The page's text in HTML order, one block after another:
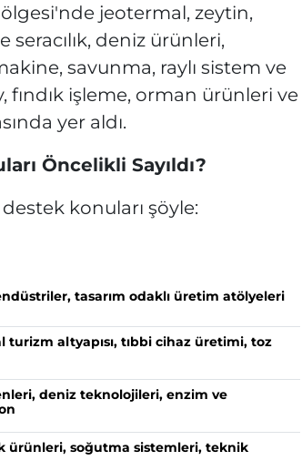
jeotermal, zeytin,
deniz ürünleri,
savunma, raylı sistem ve
fındık işleme, orman ürünleri ve
yer aldı.
Öncelikli Sayıldı?
konuları şöyle:
tasarım odaklı üretim atölyeleri
altyapısı, tıbbi cihaz üretimi, toz
deniz teknolojileri, enzim ve
ürünleri, soğutma sistemleri, teknik